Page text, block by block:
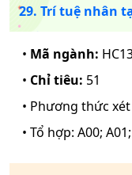
29. Trí tuệ nhân
• Mã ngành:
• Chỉ tiêu: 51
• Phương thức
• Tổ hợp: A00;